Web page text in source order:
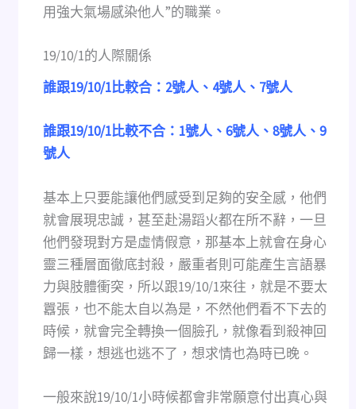
用強大氣場感染他人”的職業。
19/10/1的人際關係
誰跟19/10/1比較合：2號人、4號人、7號人
誰跟19/10/1比較不合：1號人、6號人、8號人、9
號人
基本上只要能讓他們感受到足夠的安全感，他們
就會展現忠誠，甚至赴湯蹈火都在所不辭，一旦
他們發現對方是虛情假意，那基本上就會在身心
靈三種層面徹底封殺，嚴重者則可能產生言語暴
力與肢體衝突，所以跟19/10/1來往，就是不要太
囂張，也不能太自以為是，不然他們看不下去的
時候，就會完全轉換一個臉孔，就像看到殺神回
歸一樣，想逃也逃不了，想求情也為時已晚。
一般來說19/10/1小時候都會非常願意付出真心與